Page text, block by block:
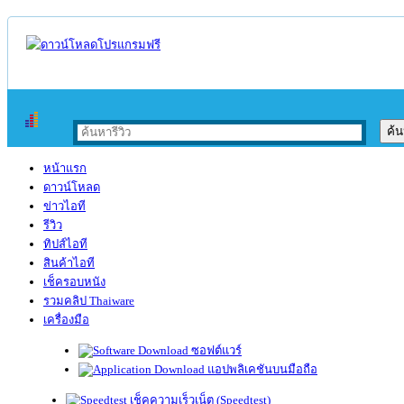
หน้าแรก
ดาวน์โหลด
ข่าวไอที
รีวิว
ทิปส์ไอที
สินค้าไอที
เช็ครอบหนัง
รวมคลิป Thaiware
เครื่องมือ
ซอฟต์แวร์
แอปพลิเคชันบนมือถือ
เช็คความเร็วเน็ต (Speedtest)